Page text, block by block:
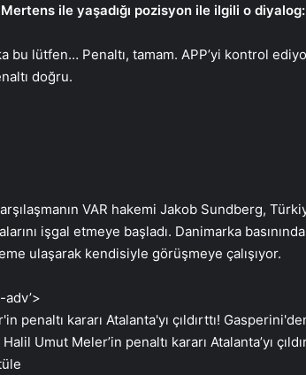
ile yaşadığı pozisyon ile ilgili o diyalog:
bu lütfen… Penaltı, tamam. APP’yi kontrol
doğru.
VAR hakemi Jakob Sundberg,
işgal etmeye başladı. Danimarka
ulaşarak kendisiyle görüşmeye çalışıyor.
Umut Meler’in penaltı kararı Atalanta’yı